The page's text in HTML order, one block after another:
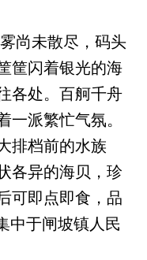
未散尽，码头
筐闪着银光的海
各处。百舸千舟
一派繁忙气氛。
排档前的水族
各异的海贝，珍
可即点即食，品
中于闸坡镇人民